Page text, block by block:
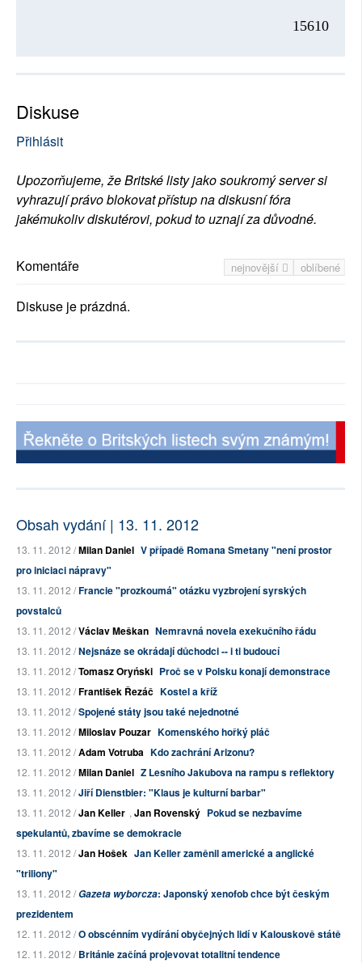
15610
Diskuse
Přihlásit
Upozorňujeme, že Britské listy jako soukromý server si
vyhrazují právo blokovat přístup na diskusní fóra
jakémukoliv diskutérovi, pokud to uznají za důvodné.
nejnovější oblíbené
Komentáře
Diskuse je prázdná.
Obsah vydání | 13. 11. 2012
13. 11. 2012 /Milan Daniel V případě Romana Smetany "není prostor
pro iniciaci nápravy"
13. 11. 2012 /Francie "prozkoumá" otázku vyzbrojení syrských
povstalců
13. 11. 2012 /Václav Meškan Nemravná novela exekučního řádu
13. 11. 2012 /Nejsnáze se okrádají důchodci -- i ti budoucí
13. 11. 2012 /Tomasz Oryński Proč se v Polsku konají demonstrace
13. 11. 2012 /František Řezáč Kostel a kříž
13. 11. 2012 /Spojené státy jsou také nejednotné
13. 11. 2012 /Miloslav Pouzar Komenského hořký pláč
13. 11. 2012 /Adam Votruba Kdo zachrání Arizonu?
12. 11. 2012 /Milan Daniel Z Lesního Jakubova na rampu s reflektory
13. 11. 2012 /Jiří Dienstbier: "Klaus je kulturní barbar"
13. 11. 2012 /Jan Keller , Jan Rovenský Pokud se nezbavíme
spekulantů, zbavíme se demokracie
13. 11. 2012 /Jan Hošek Jan Keller zaměnil americké a anglické
"triliony"
13. 11. 2012 /Gazeta wyborcza: Japonský xenofob chce být českým
prezidentem
12. 11. 2012 /O obscénním vydírání obyčejných lidí v Kalouskově státě
12. 11. 2012 /Británie začíná projevovat totalitní tendence